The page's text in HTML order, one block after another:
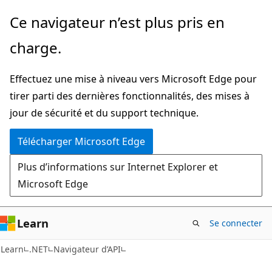
Passer
directement
au
principal
Passer
la
dans
la
page
Ce navigateur n’est plus pris en
charge.
Effectuez une mise à niveau vers Microsoft Edge pour
tirer parti des dernières fonctionnalités, des mises à
jour de sécurité et du support technique.
Télécharger Microsoft Edge
Plus d’informations sur Internet Explorer et
Microsoft Edge
Learn Se connecter
Learn .NET Navigateur d’API